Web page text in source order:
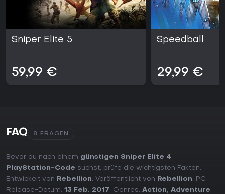
Sniper Elite 5
59,99 €
Speedball
29,99 €
FAQ 8 FRAGEN
Bevor du nach einem günstigen Sniper Elite 4
PlayStation-Code suchst, prüfe die wichtigsten Fakten.
Entwickelt von
Rebellion. Veröffentlicht von Rebellion. PC
Release-Datum: 13 Feb. 2017. Genres: Action, Adventure.